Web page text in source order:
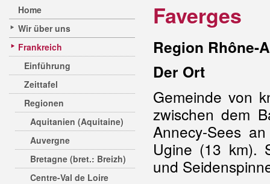
Home
Wir über uns
Frankreich
Einführung
Zeittafel
Regionen
Aquitanien (Aquitaine)
Auvergne
Bretagne (bret.: Breizh)
Centre-Val de Loire
Faverges
Region Rhône-
Der Ort
Gemeinde von
zwischen dem
Annecy-Sees
Ugine (13 km).
und